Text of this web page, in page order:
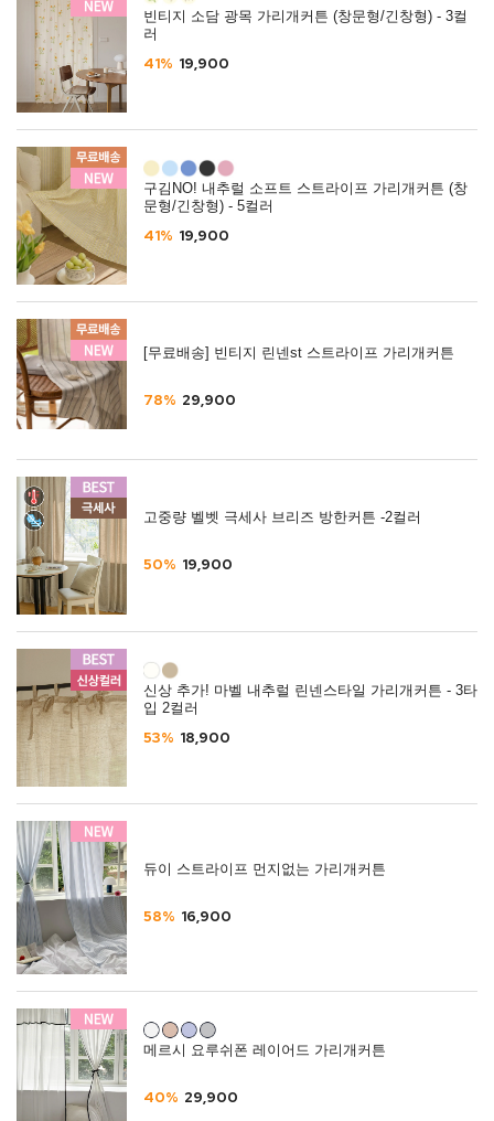
빈티지 소담 광목 가리개커튼 (창문형/긴창형) - 3컬
러
41% 19,900
구김NO! 내추럴 소프트 스트라이프 가리개커튼 (창
문형/긴창형) - 5컬러
41% 19,900
[무료배송] 빈티지 린넨st 스트라이프 가리개커튼
78% 29,900
고중량 벨벳 극세사 브리즈 방한커튼 -2컬러
50% 19,900
신상 추가! 마벨 내추럴 린넨스타일 가리개커튼 - 3타
입 2컬러
53% 18,900
듀이 스트라이프 먼지없는 가리개커튼
58% 16,900
메르시 요루쉬폰 레이어드 가리개커튼
40% 29,900